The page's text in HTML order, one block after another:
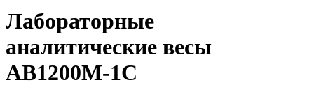
Лабораторные
аналитические весы
АВ1200М-1С